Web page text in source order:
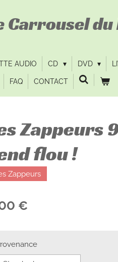
Carrousel
AUDIO CD DVD
FAQ CONTACT
Zappeurs
flou !
Zappeurs
€